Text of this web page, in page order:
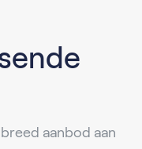
aanbod aan